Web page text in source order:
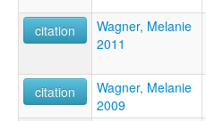
citation
Wagner, Melanie
2011
citation
Wagner, Melanie
2009